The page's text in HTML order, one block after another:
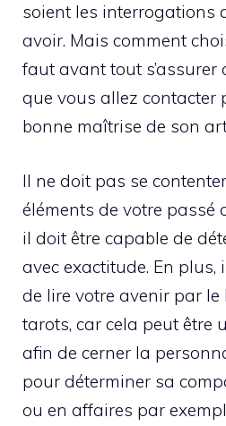
soient les interrogations
avoir. Mais comment
faut avant tout s’assurer
que vous allez contacter
bonne maîtrise de son
Il ne doit pas se
éléments de votre passé
il doit être capable de
avec exactitude. En plus,
de lire votre avenir par
tarots, car cela peut être
afin de cerner la
pour déterminer sa
ou en affaires par